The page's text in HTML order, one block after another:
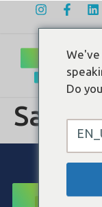
Sabin
Do